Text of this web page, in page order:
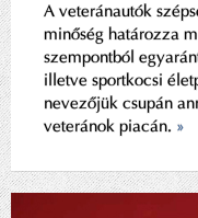
A veteránautók
minőség határozza
szempontból
illetve sportkocsi
nevezőjük csupán
veteránok piacán. »